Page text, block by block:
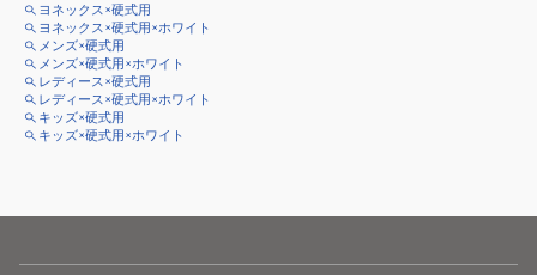
ヨネックス×硬式用
ヨネックス×硬式用×ホワイト
メンズ×硬式用
メンズ×硬式用×ホワイト
レディース×硬式用
レディース×硬式用×ホワイト
キッズ×硬式用
キッズ×硬式用×ホワイト